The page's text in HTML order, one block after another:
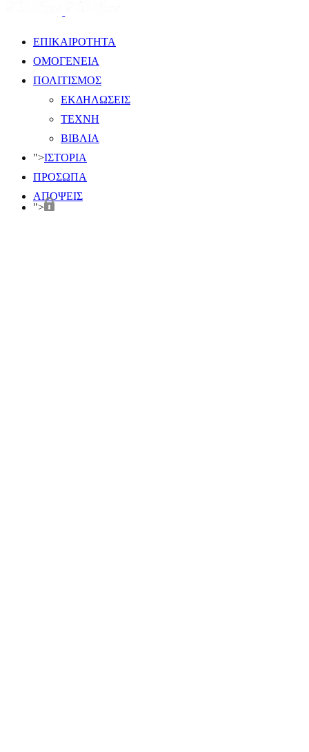
ΕΠΙΚΑΙΡΟΤΗΤΑ
ΟΜΟΓΕΝΕΙΑ
ΠΟΛΙΤΙΣΜΟΣ
ΕΚΔΗΛΩΣΕΙΣ
ΤΕΧΝΗ
ΒΙΒΛΙΑ
">ΙΣΤΟΡΙΑ
ΠΡΟΣΩΠΑ
ΑΠΟΨΕΙΣ
">